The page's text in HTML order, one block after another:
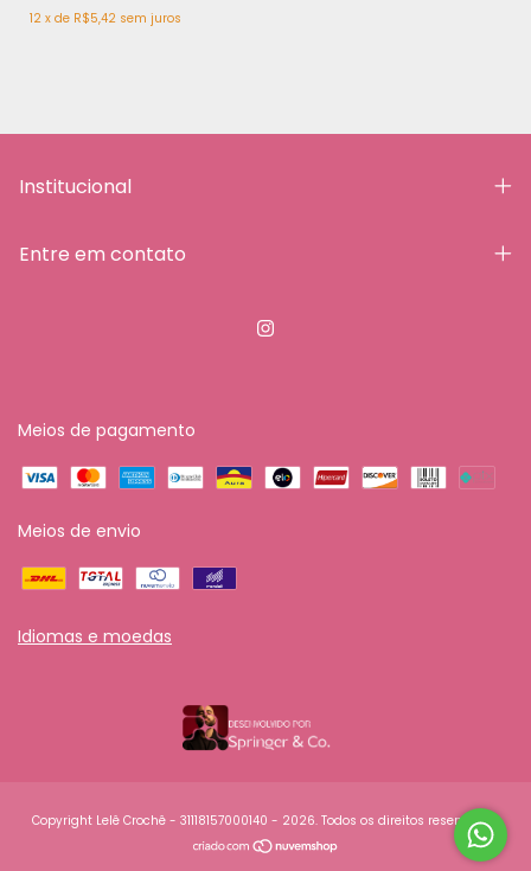
12 x de R$5,42 sem juros
Institucional
Entre em contato
Meios de pagamento
Meios de envio
Idiomas e moedas
Copyright Lelê Crochê - 31118157000140 - 2026. Todos os direitos reservados.